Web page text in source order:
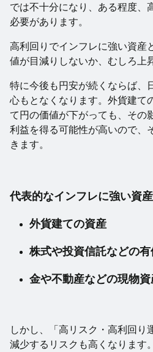
では不十分になり、ある程度、
必要があります。
高利回りでインフレに強い資産
値が目減りしないか、むしろ上
特に今後も円安が続くならば、
心もとなくなります。外貨建て
て円の価値が下がっても、その
利益を得る可能性が高いので、
きます。
代表的なインフレに強い資産
外貨建ての資産
株式や投資信託などの
金や不動産などの現物資
しかし、「高リスク・高利回り
減少するリスクも高くなります。